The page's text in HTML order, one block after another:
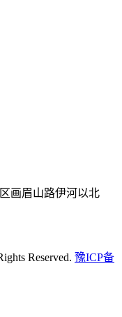
画眉山路伊河以北
Reserved. 豫ICP备